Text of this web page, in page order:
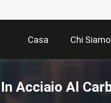
Casa Chi Siamo
Acciaio Al